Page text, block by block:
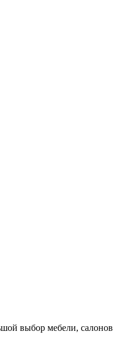
выбор мебели, салонов